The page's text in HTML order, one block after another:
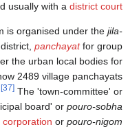
and usually with adistrict court
is organised under the
a district,panchayat for group
the urban local bodies for
now 2489 village panchayats
The 'town-committee' or
board' orpouro-sobha
corporationorpouro-nigom